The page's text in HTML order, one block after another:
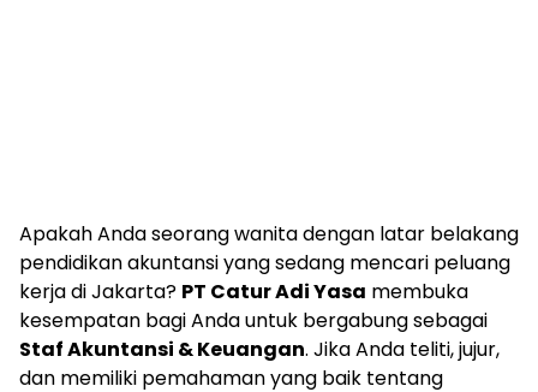
Apakah Anda seorang wanita dengan latar belakang
pendidikan akuntansi yang sedang mencari peluang
kerja di Jakarta? PT Catur Adi Yasa membuka
kesempatan bagi Anda untuk bergabung sebagai
Staf Akuntansi & Keuangan. Jika Anda teliti, jujur,
dan memiliki pemahaman yang baik tentang